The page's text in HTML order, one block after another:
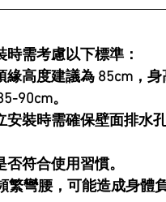
需考慮以下標準：
緣高度建議為 85cm ，
90cm。
安裝時需確保壁面排水
符合使用習慣。
繁彎腰，可能造成身體負